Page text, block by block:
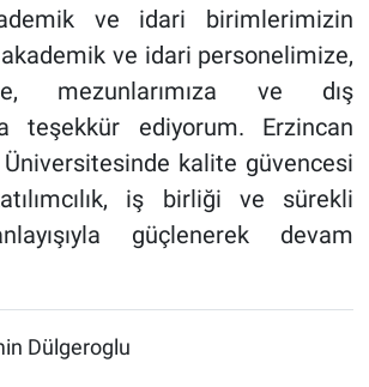
ve idari birimlerimizin
ve idari personelimize,
mezunlarımıza ve dış
teşekkür ediyorum. Erzincan
Üniversitesinde kalite güvencesi
iş birliği ve sürekli
güçlenerek devam
Dülgeroglu